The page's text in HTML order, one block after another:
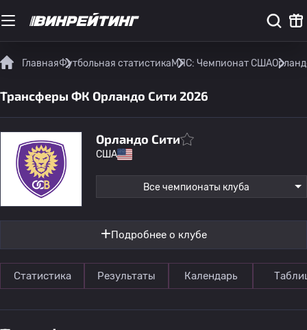
ГлавнаяФутбольная статистикаМЛС: Чемпионат США
Трансферы ФК Орландо Сити 2026
Орландо Сити
США
Все чемпионаты клуба
Подробнее о клубе
Статистика Результаты Календарь